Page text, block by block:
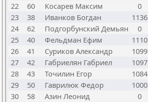
22
60 Косарев Максим 0
23
38 Иванков Богдан 1136
24
62 Подгорбунский Демьян 0
25
40 Фельдман Ефим 1110
26
41 Суриков Александр 1099
27
42 Габриелян Габриел 1097
28
43 Точилин Егор 1084
29
50 Гаврилюк Федор 1000
30
58 Азин Леонид 0